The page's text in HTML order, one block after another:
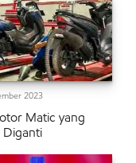
2023
Matic yang
Diganti